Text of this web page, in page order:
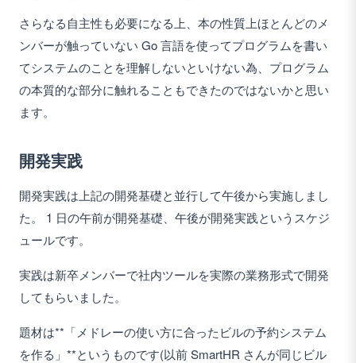
さらなる自主性も必要になる上、本の性質上ほとんどのメ
ンバーが触っていない Go 言語を使ってプログラムを書い
てシステムのことを理解しないといけない為、プログラム
の本質的な部分に触れることもできたのではないかと思い
ます。
開発実践
開発実践は上記の開発基礎と並行して午後から実施しまし
た。 1 日の午前が開発基礎、午後が開発実践というスケジ
ュールです。
実践は新卒メンバーで社内ツールを実際の業務形式で開発
してもらいました。
題材は**「メドレーの使い方に合ったビルの予約システム
を作る」**というものです(以前 SmartHR さんが同じビル